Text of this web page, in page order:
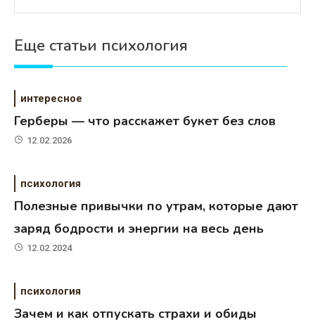
Еще статьи психология
интересное
Герберы — что расскажет букет без слов
12.02.2026
психология
Полезные привычки по утрам, которые дают
заряд бодрости и энергии на весь день
12.02.2024
психология
Зачем и как отпускать страхи и обиды